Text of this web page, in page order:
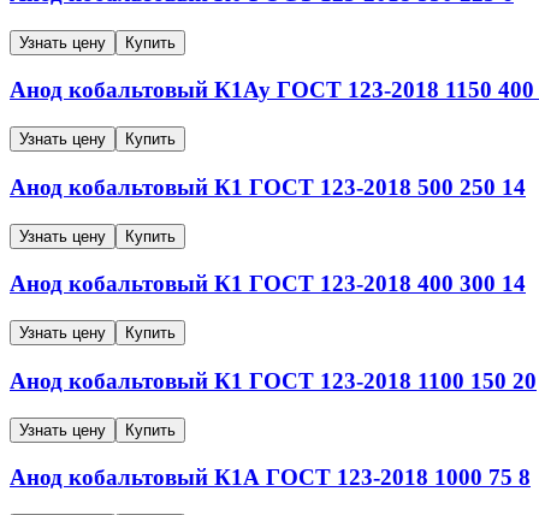
Узнать цену Купить
Анод кобальтовый К1Ау ГОСТ 123-2018 1150 400
Узнать цену Купить
Анод кобальтовый К1 ГОСТ 123-2018 500 250 14
Узнать цену Купить
Анод кобальтовый К1 ГОСТ 123-2018 400 300 14
Узнать цену Купить
Анод кобальтовый К1 ГОСТ 123-2018 1100 150 20
Узнать цену Купить
Анод кобальтовый К1А ГОСТ 123-2018 1000 75 8